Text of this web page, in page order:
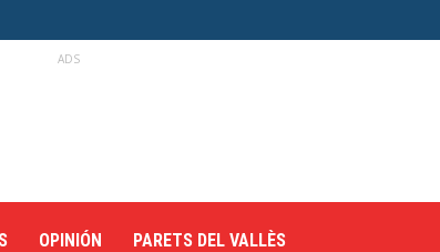
ADS
OPINIÓN PARETS DEL VALLÈS